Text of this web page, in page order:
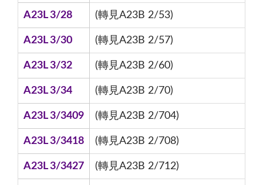
A23L 3/28 (轉見A23B 2/53)
A23L 3/30 (轉見A23B 2/57)
A23L 3/32 (轉見A23B 2/60)
A23L 3/34 (轉見A23B 2/70)
A23L 3/3409 (轉見A23B 2/704)
A23L 3/3418 (轉見A23B 2/708)
A23L 3/3427 (轉見A23B 2/712)